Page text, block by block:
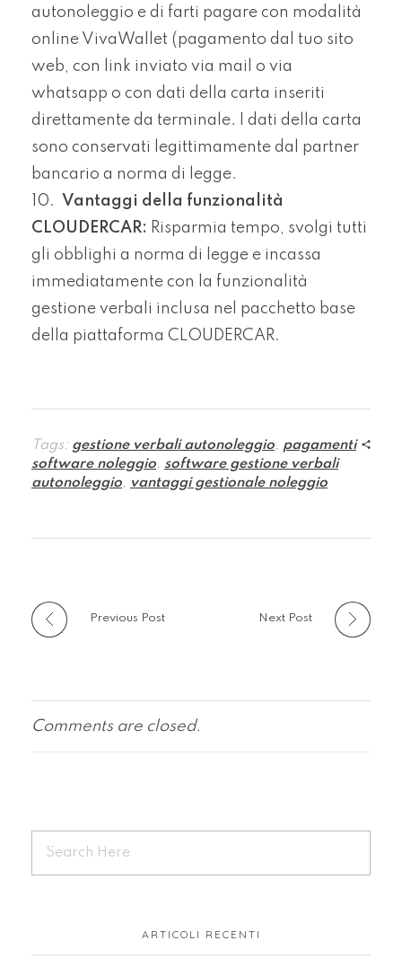
autonoleggio e di farti pagare con modalità
online VivaWallet (pagamento dal tuo sito
web, con link inviato via mail o via
whatsapp o con dati della carta inseriti
direttamente da terminale. I dati della carta
sono conservati legittimamente dal partner
bancario a norma di legge.
Vantaggi della funzionalità
CLOUDERCAR: Risparmia tempo, svolgi tutti
gli obblighi a norma di legge e incassa
immediatamente con la funzionalità
gestione verbali inclusa nel pacchetto base
della piattaforma CLOUDERCAR.
Tags: gestione verbali autonoleggio, pagamenti
software noleggio, software gestione verbali
autonoleggio, vantaggi gestionale noleggio
Previous Post Next Post
Comments are closed.
ARTICOLI RECENTI